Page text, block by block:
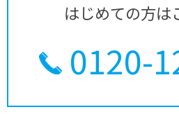
はじめての方は
0120-